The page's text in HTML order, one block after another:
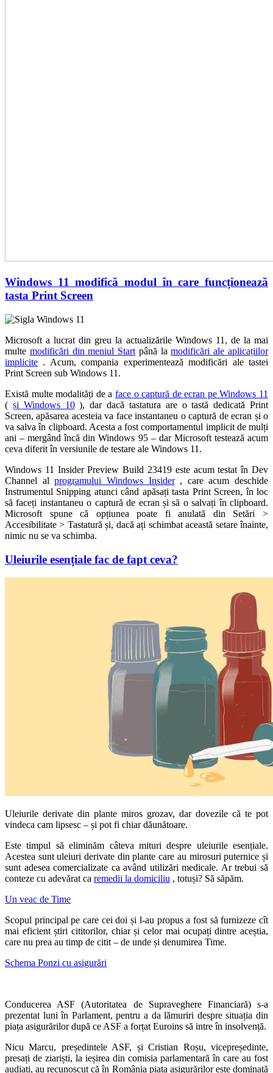
Windows 11 modifică modul în care funcționează
tasta Print Screen
Microsoft a lucrat din greu la actualizările Windows 11, de la mai
multe modificări din meniul Start până lamodificări ale aplicațiilor
implicite . Acum, compania experimentează modificări ale tastei
Print Screen sub Windows 11.
Există multe modalități de a face o captură de ecran pe Windows 11
( și Windows 10), dar dacă tastatura are o tastă dedicată Print
Screen, apăsarea acesteia va face instantaneu o captură de ecran și o
va salva în clipboard. Acesta a fost comportamentul implicit de mulți
ani – mergând încă din Windows 95 – dar Microsoft testează acum
ceva diferit în versiunile de testare ale Windows 11.
Windows 11 Insider Preview Build 23419 este acum testat în Dev
Channel alprogramului Windows Insider, care acum deschide
Instrumentul Snipping atunci când apăsați tasta Print Screen, în loc
să faceți instantaneu o captură de ecran și să o salvați în clipboard.
Microsoft spune că opțiunea poate fi anulată din Setări >
Accesibilitate > Tastatură și, dacă ați schimbat această setare înainte,
nimic nu se va schimba.
Uleiurile esențiale fac de fapt ceva?
Uleiurile derivate din plante miros grozav, dar dovezile că te pot
vindeca cam lipsesc – și pot fi chiar dăunătoare.
Este timpul să eliminăm câteva mituri despre uleiurile esențiale.
Acestea sunt uleiuri derivate din plante care au mirosuri puternice și
sunt adesea comercializate ca având utilizări medicale. Ar trebui să
conteze cu adevărat ca remedii la domiciliu , totuși? Să săpăm.
Un veac de Time
Scopul principal pe care cei doi și l-au propus a fost să furnizeze cît
mai eficient știri cititorilor, chiar și celor mai ocupați dintre aceștia,
care nu prea au timp de citit – de unde și denumirea Time.
Schema Ponzi cu asigurări
Conducerea ASF (Autoritatea de Supraveghere Financiară) s-a
prezentat luni în Parlament, pentru a da lămuriri despre situația din
piața asigurărilor după ce ASF a forțat Euroins să intre în insolvență.
Nicu Marcu, președintele ASF, și Cristian Roșu, vicepreședinte,
presați de ziariști, la ieșirea din comisia parlamentară în care au fost
audiați, au recunoscut că în România piața asigurărilor este dominată